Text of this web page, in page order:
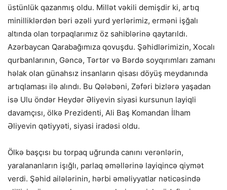
üstünlük qazanmış oldu. Millət vəkili demişdir ki, artıq
minilliklərdən bəri əzəli yurd yerlərimiz, erməni işğalı
altında olan torpaqlarımız öz sahiblərinə qaytarıldı.
Azərbaycan Qarabağımıza qovuşdu. Şəhidlərimizin, Xocalı
qurbanlarının, Gəncə, Tərtər və Bərdə soyqırımları zamanı
həlak olan günahsız insanların qisası döyüş meydanında
artıqlaması ilə alındı. Bu Qələbəni, Zəfəri bizlərə yaşadan
isə Ulu öndər Heydər Əliyevin siyasi kursunun layiqli
davamçısı, ölkə Prezidenti, Ali Baş Komandan İlham
Əliyevin qətiyyəti, siyasi iradəsi oldu.
Ölkə başçısı bu torpaq uğrunda canını verənlərin,
yaralananların işığlı, parlaq əməllərinə layiqincə qiymət
verdi. Şəhid ailələrinin, hərbi əməliyyatlar nəticəsində